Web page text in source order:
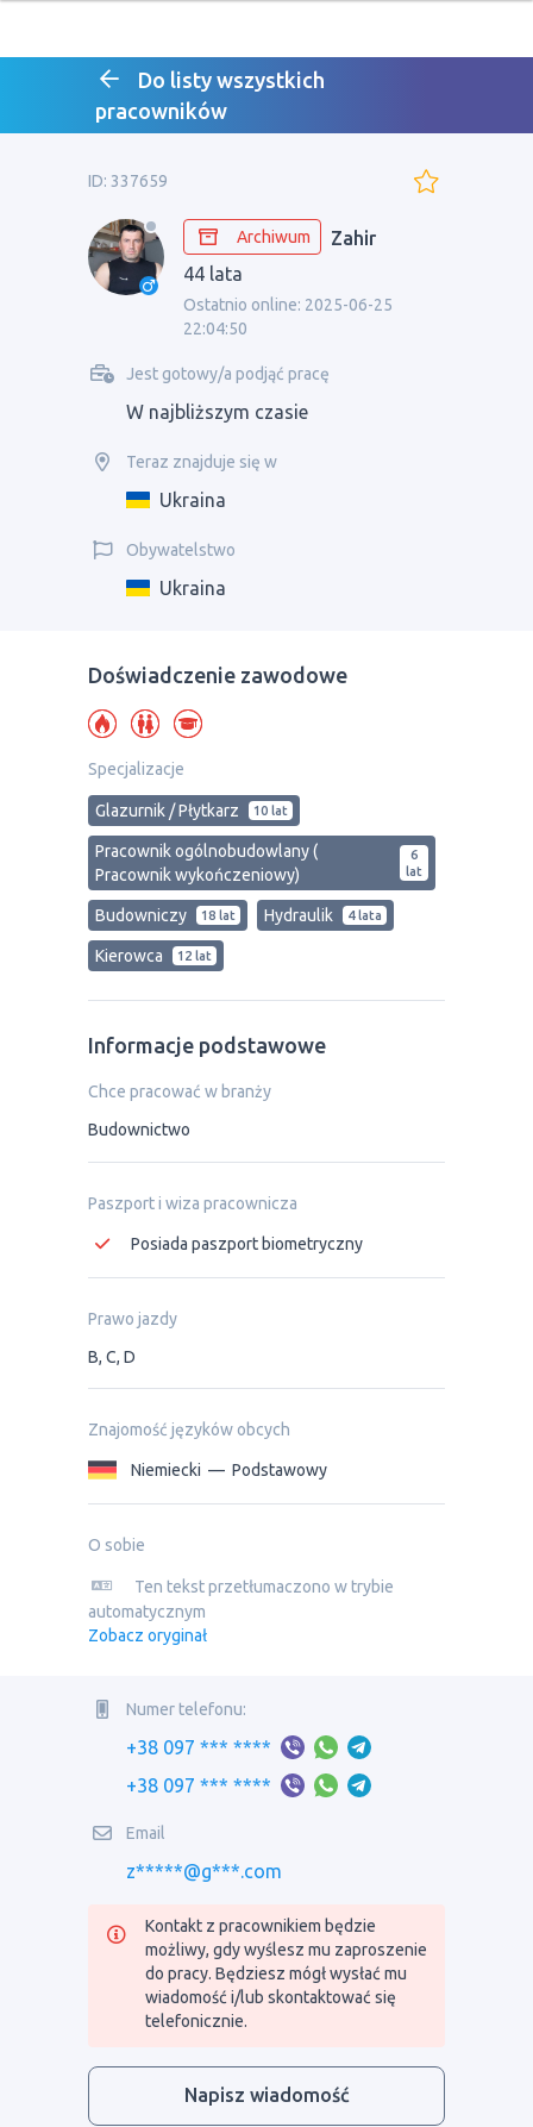
Do listy wszystkich
pracowników
ID: 337659
Archiwum
Zahir
44 lata
Ostatnio online: 2025-06-25
22:04:50
Jest gotowy/a podjąć pracę
W najbliższym czasie
Teraz znajduje się w
Ukraina
Obywatelstwo
Ukraina
Doświadczenie zawodowe
Specjalizacje
Glazurnik / Płytkarz 10 lat
Pracownik ogólnobudowlany (
Pracownik wykończeniowy)
6
lat
Budowniczy 18 lat Hydraulik 4 lata
Kierowca 12 lat
Informacje podstawowe
Chce pracować w branży
Budownictwo
Paszport i wiza pracownicza
Posiada paszport biometryczny
Prawo jazdy
B, C, D
Znajomość języków obcych
Niemiecki — Podstawowy
O sobie
Ten tekst przetłumaczono w trybie
automatycznym
Zobacz oryginał
Numer telefonu:
+38 097 *** ****
+38 097 *** ****
Email
z*****@g***.com
Kontakt z pracownikiem będzie
możliwy, gdy wyślesz mu zaproszenie
do pracy. Będziesz mógł wysłać mu
wiadomość i/lub skontaktować się
telefonicznie.
Napisz wiadomość